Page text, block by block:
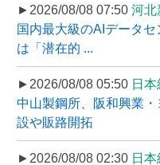
►2026/08/08 07:50 河北
国内最大級のAIデータ
は「潜在的 ...
►2026/08/08 05:50 日
中山製鋼所、阪和興業
設や販路開拓
►2026/08/08 02:30 日